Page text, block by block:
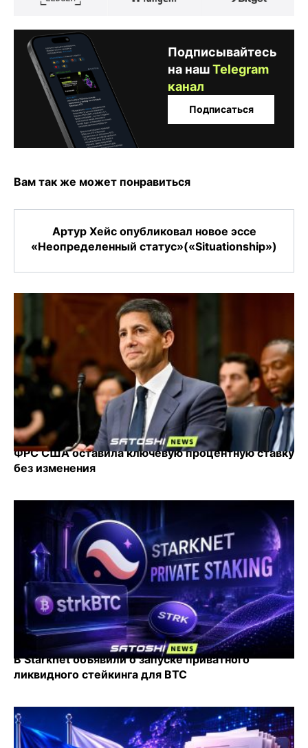
Подписывайтесь
на нашTelegram
канал
Подписаться
Вам так же может понравиться
Артур Хейс опубликовал новое эссе
«Неопределенный статус»(«Situationship»)
ФРС США оставила ключевую процентную ставку
без изменения
В Starknet объявили о запуске приватного
ликвидного стейкинга для BTC